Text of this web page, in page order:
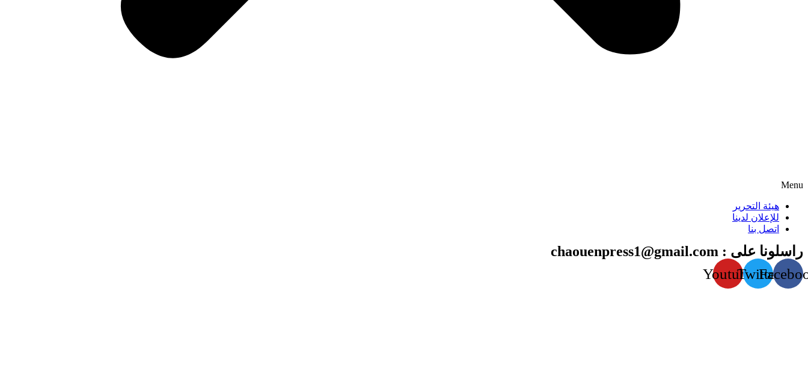
Menu
هيئة التحرير
للإعلان لدينا
اتصل بنا
راسلونا على : chaouenpress1@gmail.com
Twitter
Youtube